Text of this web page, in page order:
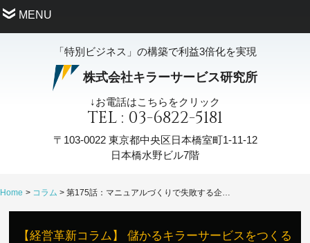
MENU
「特別ビジネス」の構築で利益3倍化を実現
株式会社キラーサービス研究所
↓お電話はこちらをクリック
TEL : 03-6822-5181
〒103-0022東京都中央区日本橋室町1-11-12
日本橋水野ビル7階
Home コラム 第175話：マニュアルづくりで失敗する企業の特徴
【経営革新コラム】 儲かるキラーサービスをつくる